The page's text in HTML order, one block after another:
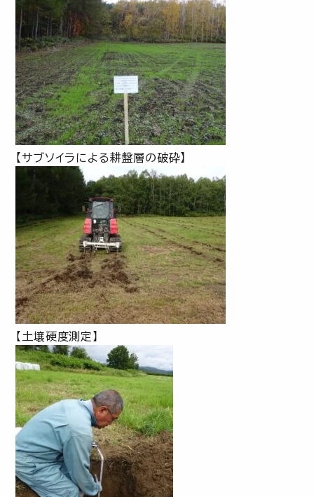
【サブソイラによる耕盤層の破砕】
【土壌硬度測定】